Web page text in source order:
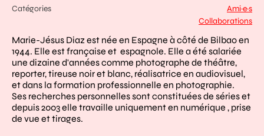
Catégories
Ami·e·s
Collaborations
Marie-Jésus Diaz est née en Espagne à côté de Bilbao en
1944. Elle est française et espagnole. Elle a été salariée
une dizaine d'années comme photographe de théâtre,
reporter, tireuse noir et blanc, réalisatrice en audiovisuel,
et dans la formation professionnelle en photographie.
Ses recherches personnelles sont constituées de séries et
depuis 2003 elle travaille uniquement en numérique , prise
de vue et tirages.